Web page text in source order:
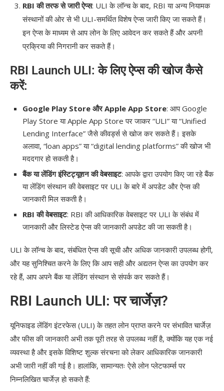
RBI की तरफ से जारी ऐप्स: ULI के लॉन्च के बाद, RBI या अन्य नियामक
संस्थानों की ओर से भी ULI-समर्थित विशेष ऐप्स जारी किए जा सकते हैं।
इन ऐप्स के माध्यम से आप लोन के लिए आवेदन कर सकते हैं और अपनी
प्रक्रिया की निगरानी कर सकते हैं।
RBI Launch ULI: के लिए ऐप्स की खोज कैसे
करें:
Google Play Store और Apple App Store: आप Google
Play Store या Apple App Store पर जाकर “ULI” या “Unified
Lending Interface” जैसे कीवर्ड्स से खोज कर सकते हैं। इसके
अलावा, “loan apps” या “digital lending platforms” की खोज भी
मददगार हो सकती है।
बैंक या लेंडिंग इंस्टिट्यूशन की वेबसाइट: आपके द्वारा उपयोग किए जा रहे बैंक
या लेंडिंग संस्थान की वेबसाइट पर ULI के बारे में अपडेट और ऐप्स की
जानकारी मिल सकती है।
RBI की वेबसाइट: RBI की आधिकारिक वेबसाइट पर ULI के संबंध में
जानकारी और लिस्टेड ऐप्स की जानकारी अपडेट की जा सकती है।
ULI के लॉन्च के बाद, संबंधित ऐप्स की सूची और अधिक जानकारी उपलब्ध होगी,
और यह सुनिश्चित करने के लिए कि आप सही और अद्यतन ऐप्स का उपयोग कर
रहे हैं, आप अपने बैंक या लेंडिंग संस्थान से संपर्क कर सकते हैं।
RBI Launch ULI: पर चार्जेज़?
यूनिफाइड लेंडिंग इंटरफेस (ULI) के तहत लोन प्राप्त करने पर संभावित चार्जेज़
और फीस की जानकारी अभी तक पूरी तरह से उपलब्ध नहीं है, क्योंकि यह एक नई
व्यवस्था है और इसके विशिष्ट शुल्क संरचना को लेकर आधिकारिक जानकारी
अभी जारी नहीं की गई है। हालांकि, सामान्यतः ऐसे लोन प्लेटफार्म्स पर
निम्नलिखित चार्जेज़ हो सकते हैं: